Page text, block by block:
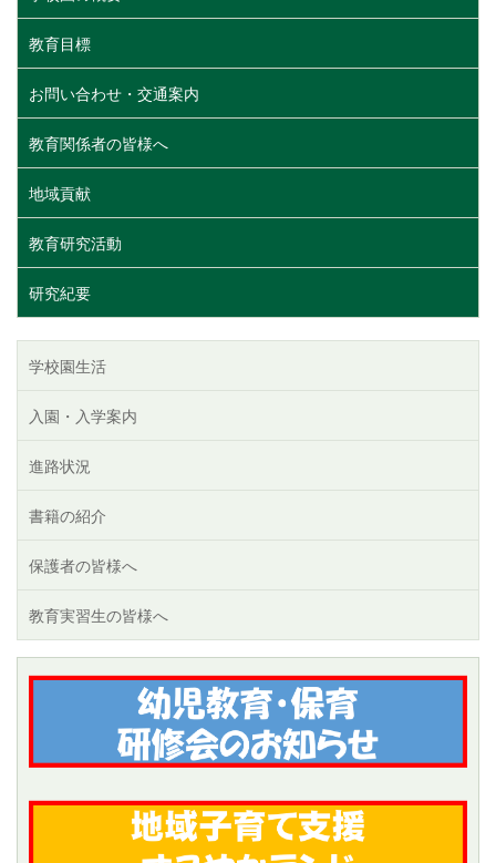
教育目標
お問い合わせ・交通案内
教育関係者の皆様へ
地域貢献
教育研究活動
研究紀要
学校園生活
入園・入学案内
進路状況
書籍の紹介
保護者の皆様へ
教育実習生の皆様へ